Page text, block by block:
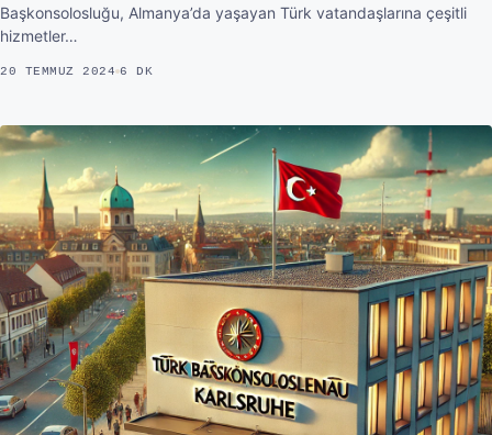
Başkonsolosluğu, Almanya’da yaşayan Türk vatandaşlarına çeşitli
hizmetler…
20 TEMMUZ 2024 6 DK